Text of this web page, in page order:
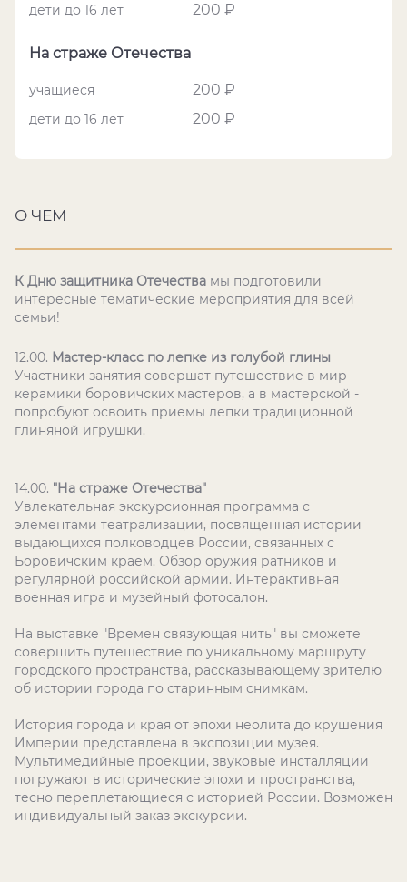
дети до 16 лет 200 ₽
На страже Отечества
учащиеся 200 ₽
дети до 16 лет 200 ₽
О ЧЕМ
К Дню защитника Отечества мы подготовили
интересные тематические мероприятия для всей
семьи!
12.00. Мастер-класс по лепке из голубой глины
Участники занятия совершат путешествие в мир
керамики боровичских мастеров, а в мастерской -
попробуют освоить приемы лепки традиционной
глиняной игрушки.
14.00. "На страже Отечества"
Увлекательная экскурсионная программа с
элементами театрализации, посвященная истории
выдающихся полководцев России, связанных с
Боровичским краем. Обзор оружия ратников и
регулярной российской армии. Интерактивная
военная игра и музейный фотосалон.
На выставке "Времен связующая нить" вы сможете
совершить путешествие по уникальному маршруту
городского пространства, рассказывающему зрителю
об истории города по старинным снимкам.
История города и края от эпохи неолита до крушения
Империи представлена в экспозиции музея.
Мультимедийные проекции, звуковые инсталляции
погружают в исторические эпохи и пространства,
тесно переплетающиеся с историей России. Возможен
индивидуальный заказ экскурсии.